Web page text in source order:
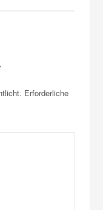
Erforderliche